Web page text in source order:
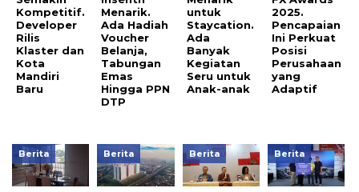
Kompetitif.
Developer
Rilis
Klaster dan
Kota
Mandiri
Baru
Menarik.
Ada Hadiah
Voucher
Belanja,
Tabungan
Emas
Hingga PPN
DTP
untuk
Staycation.
Ada
Banyak
Kegiatan
Seru untuk
Anak-anak
2025.
Pencapaian
Ini Perkuat
Posisi
Perusahaan
yang
Adaptif
Berita Berita Berita Berita